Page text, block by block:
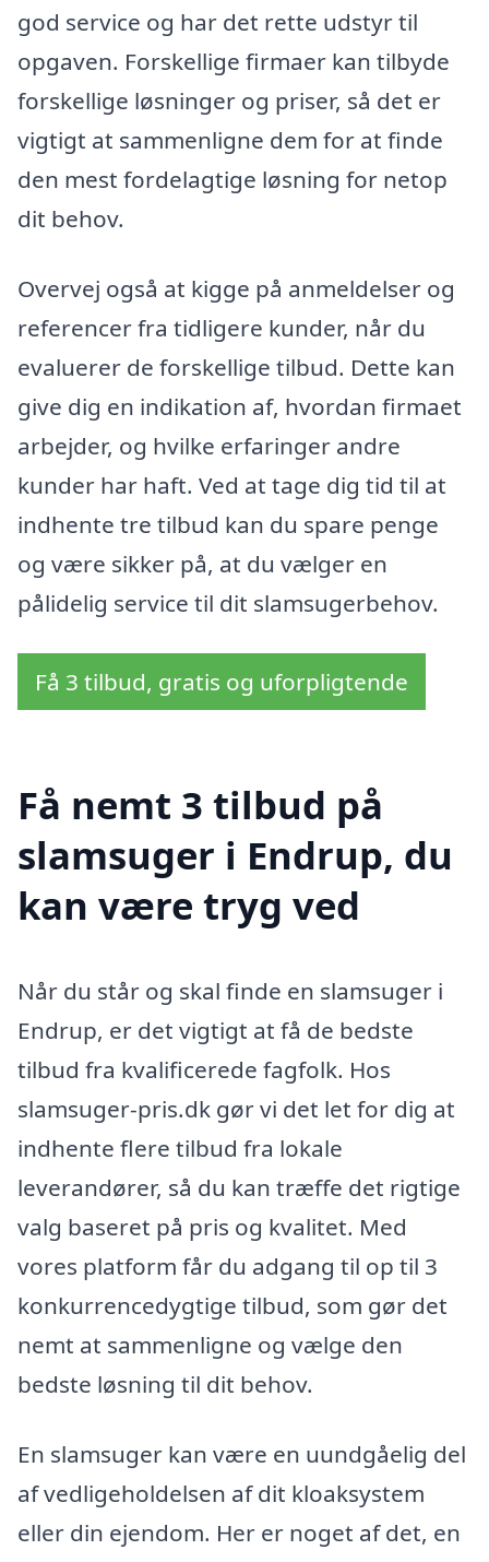
god service og har det rette udstyr til
opgaven. Forskellige firmaer kan tilbyde
forskellige løsninger og priser, så det er
vigtigt at sammenligne dem for at finde
den mest fordelagtige løsning for netop
dit behov.
Overvej også at kigge på anmeldelser og
referencer fra tidligere kunder, når du
evaluerer de forskellige tilbud. Dette kan
give dig en indikation af, hvordan firmaet
arbejder, og hvilke erfaringer andre
kunder har haft. Ved at tage dig tid til at
indhente tre tilbud kan du spare penge
og være sikker på, at du vælger en
pålidelig service til dit slamsugerbehov.
Få 3 tilbud, gratis og uforpligtende
Få nemt 3 tilbud på
slamsuger i Endrup, du
kan være tryg ved
Når du står og skal finde en slamsuger i
Endrup, er det vigtigt at få de bedste
tilbud fra kvalificerede fagfolk. Hos
slamsuger-pris.dk gør vi det let for dig at
indhente flere tilbud fra lokale
leverandører, så du kan træffe det rigtige
valg baseret på pris og kvalitet. Med
vores platform får du adgang til op til 3
konkurrencedygtige tilbud, som gør det
nemt at sammenligne og vælge den
bedste løsning til dit behov.
En slamsuger kan være en uundgåelig del
af vedligeholdelsen af dit kloaksystem
eller din ejendom. Her er noget af det, en